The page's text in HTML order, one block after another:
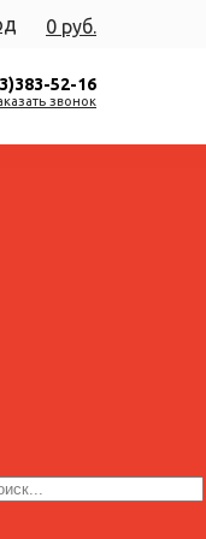
0 руб.
52-16
звонок